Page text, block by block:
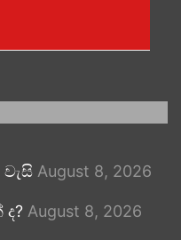
August 8, 2026
August 8, 2026